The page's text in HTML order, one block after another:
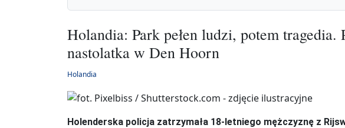
Holandia: Park pełen ludzi, potem tragedia.
nastolatka w Den Hoorn
Holandia
Holenderska policja zatrzymała 18-letniego mężczyznę z